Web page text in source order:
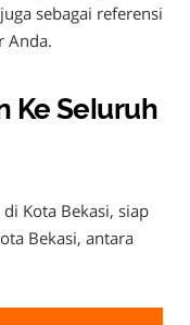
sebagai referensi
Anda.
Ke Seluruh
Kota Bekasi, siap
Bekasi, antara